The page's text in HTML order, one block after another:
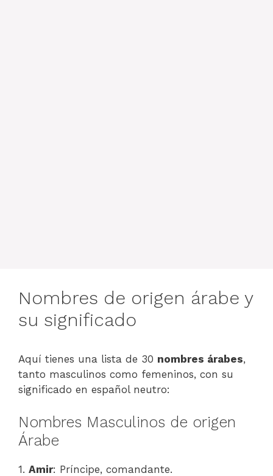
Nombres de origen árabe y
su significado
Aquí tienes una lista de 30 nombres árabes,
tanto masculinos como femeninos, con su
significado en español neutro:
Nombres Masculinos de origen
Árabe
1. Amir: Príncipe, comandante.